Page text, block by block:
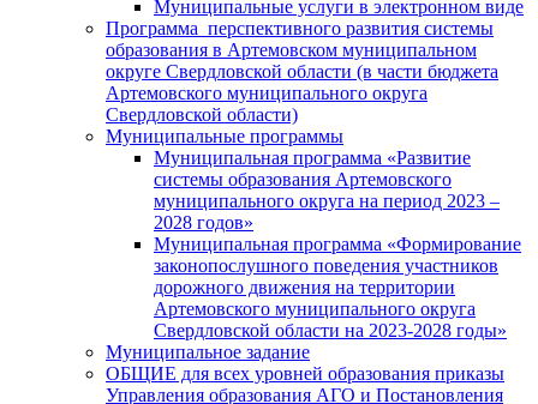
Муниципальные услуги в электронном виде
Программа перспективного развития системы
образования в Артемовском муниципальном
округе Свердловской области (в части бюджета
Артемовского муниципального округа
Свердловской области)
Муниципальные программы
Муниципальная программа «Развитие
системы образования Артемовского
муниципального округа на период 2023 –
2028 годов»
Муниципальная программа «Формирование
законопослушного поведения участников
дорожного движения на территории
Артемовского муниципального округа
Свердловской области на 2023-2028 годы»
Муниципальное задание
ОБЩИЕ для всех уровней образования приказы
Управления образования АГО и Постановления